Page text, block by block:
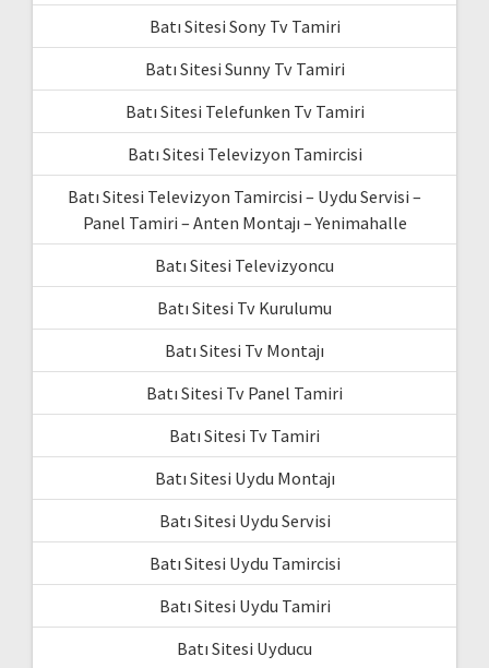
Batı Sitesi Sony Tv Tamiri
Batı Sitesi Sunny Tv Tamiri
Batı Sitesi Telefunken Tv Tamiri
Batı Sitesi Televizyon Tamircisi
Batı Sitesi Televizyon Tamircisi – Uydu Servisi –
Panel Tamiri – Anten Montajı – Yenimahalle
Batı Sitesi Televizyoncu
Batı Sitesi Tv Kurulumu
Batı Sitesi Tv Montajı
Batı Sitesi Tv Panel Tamiri
Batı Sitesi Tv Tamiri
Batı Sitesi Uydu Montajı
Batı Sitesi Uydu Servisi
Batı Sitesi Uydu Tamircisi
Batı Sitesi Uydu Tamiri
Batı Sitesi Uyducu